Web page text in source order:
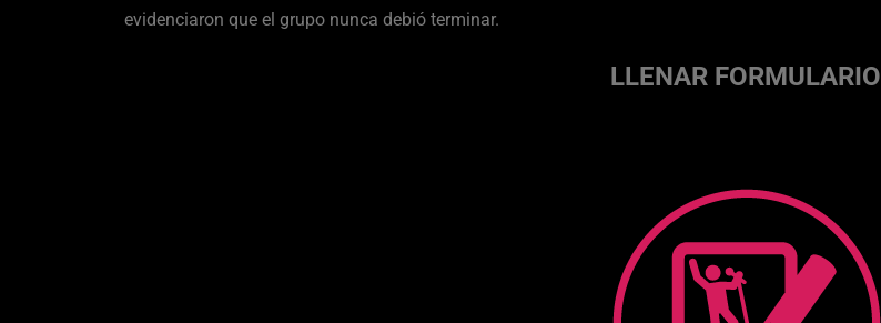
evidenciaron que el grupo nunca debió terminar.
LLENAR FORMULARIO